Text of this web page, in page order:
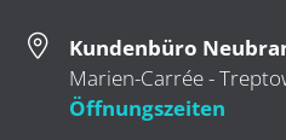
Kundenbüro
Marien-Carrée -
Öffnungszeiten